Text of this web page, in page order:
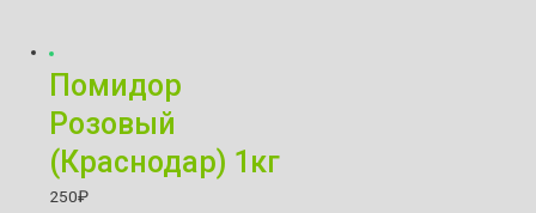
Помидор
Розовый
(Краснодар) 1кг
250₽